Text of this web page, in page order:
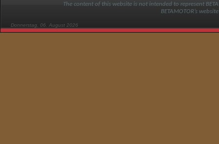
The content of this website is not intended to represent
BETAMOTOR’s
Donnerstag, 06. August 2026